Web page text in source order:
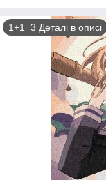
1+1=3 Деталі в описі